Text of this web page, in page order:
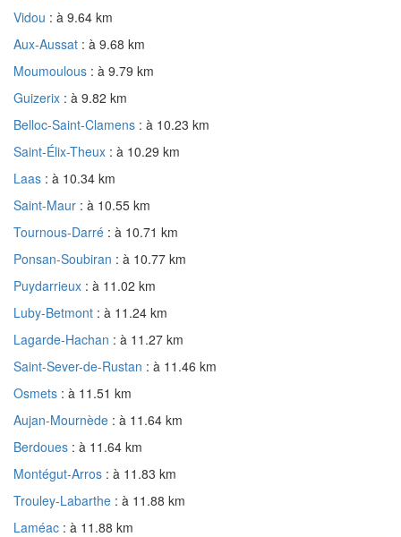
Vidou : à 9.64 km
Aux-Aussat : à 9.68 km
Moumoulous : à 9.79 km
Guizerix : à 9.82 km
Belloc-Saint-Clamens : à 10.23 km
Saint-Élix-Theux : à 10.29 km
Laas : à 10.34 km
Saint-Maur : à 10.55 km
Tournous-Darré : à 10.71 km
Ponsan-Soubiran : à 10.77 km
Puydarrieux : à 11.02 km
Luby-Betmont : à 11.24 km
Lagarde-Hachan : à 11.27 km
Saint-Sever-de-Rustan : à 11.46 km
Osmets : à 11.51 km
Aujan-Mournède : à 11.64 km
Berdoues : à 11.64 km
Montégut-Arros : à 11.83 km
Trouley-Labarthe : à 11.88 km
Laméac : à 11.88 km